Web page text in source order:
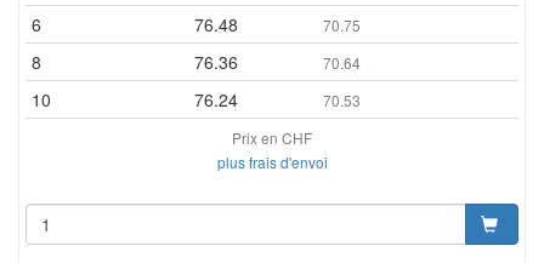
6 76.48 70.75
8 76.36 70.64
10 76.24
70.53
Prix en CHF
plus frais d'envoi